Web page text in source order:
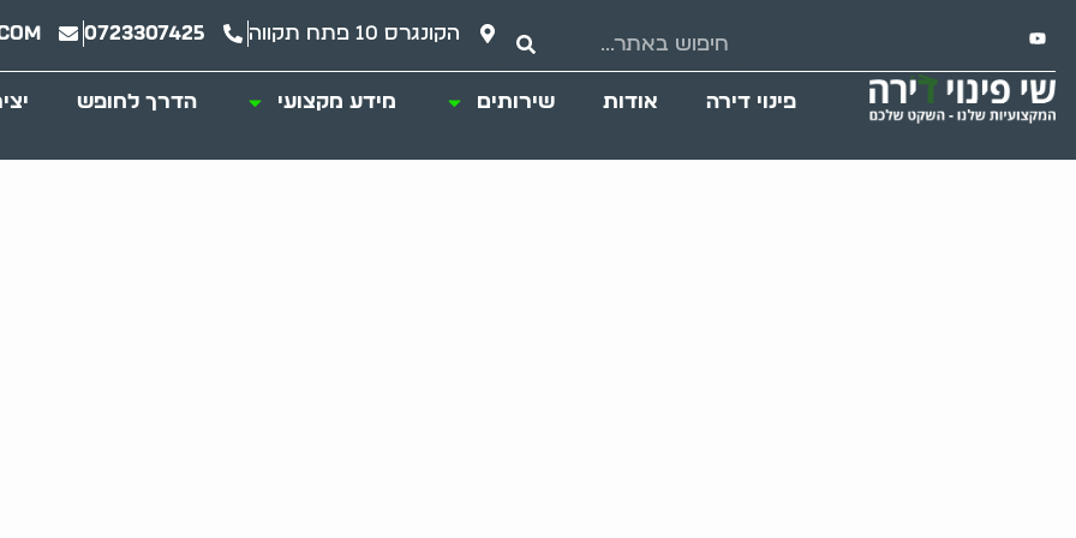
הקונגרס 10 פתח תקווה 0723307425
פינוי דירה אודות שירותים מידע מקצועי הדרך לחופש